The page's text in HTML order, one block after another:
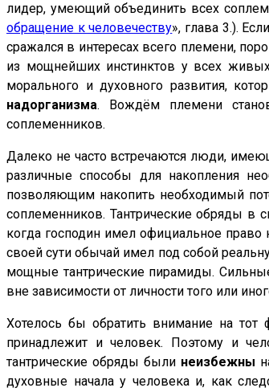
лидер, умеющий объединить всех
обращение к человечеству», глава 3.).
сражался в интересах всего племени,
из мощнейших инстинктов у всех
морального и духовного развития,
надорганизма. Вождём племени
соплеменников.
Далеко не часто встречаются люди,
различные способы для накопления
позволяющим накопить необходимый
соплеменников. Тантрические обряды в
когда господин имел официальное
своей сути обычай имел под собой
мощные тантрические пирамиды.
вне зависимости от личности того или
Хотелось бы обратить внимание на тот
принадлежит и человек. Поэтому и
тантрические обряды были неизбежны
духовные начала у человека и, как